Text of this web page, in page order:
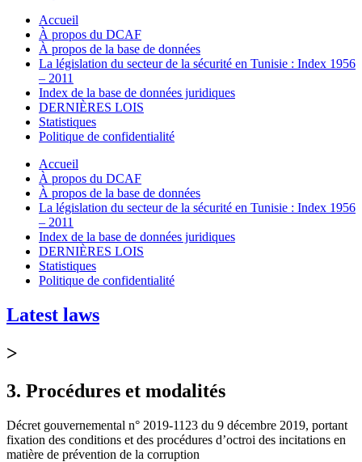
Accueil
À propos du DCAF
À propos de la base de données
La législation du secteur de la sécurité en Tunisie : Index 1956
– 2011
Index de la base de données juridiques
DERNIÈRES LOIS
Statistiques
Politique de confidentialité
Accueil
À propos du DCAF
À propos de la base de données
La législation du secteur de la sécurité en Tunisie : Index 1956
– 2011
Index de la base de données juridiques
DERNIÈRES LOIS
Statistiques
Politique de confidentialité
Latest laws
>
3. Procédures et modalités
Décret gouvernemental n° 2019-1123 du 9 décembre 2019, portant
fixation des conditions et des procédures d’octroi des incitations en
matière de prévention de la corruption